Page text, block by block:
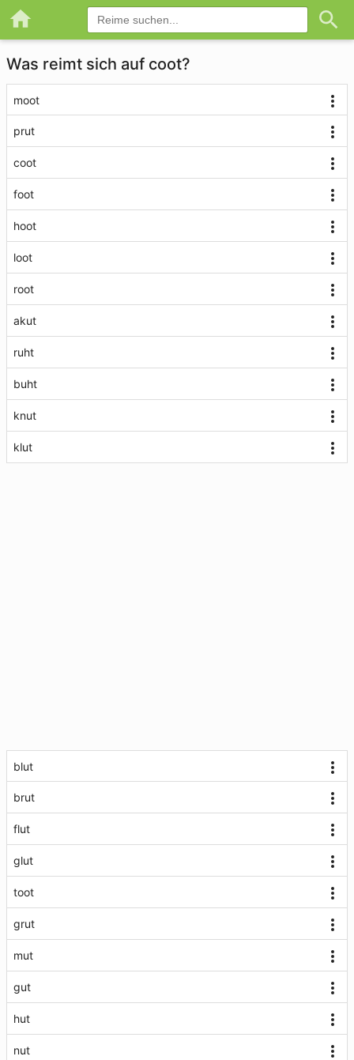
Was reimt sich auf coot?
moot
prut
coot
foot
hoot
loot
root
akut
ruht
buht
knut
klut
blut
brut
flut
glut
toot
grut
mut
gut
hut
nut